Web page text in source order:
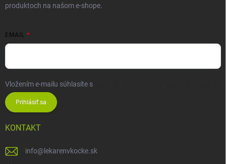
produktoch na našom e-shope.
EMAIL
Vložením e-mailu súhlasíte s
Prihlásiť sa
KONTAKT
info@ lekarenvkocke.sk